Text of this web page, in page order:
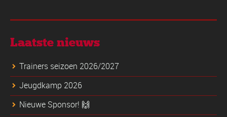
Laatste nieuws
Trainers seizoen 2026/2027
Jeugdkamp 2026
Nieuwe Sponsor! 🙌